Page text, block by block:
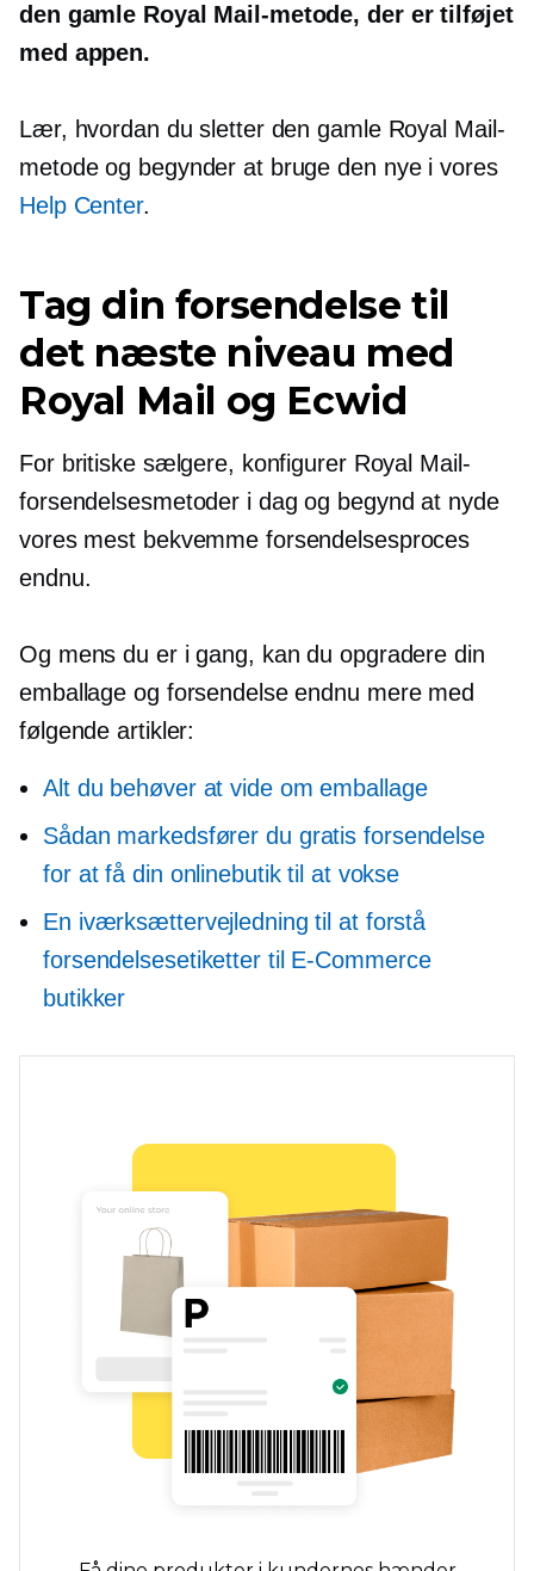
den gamle Royal Mail-metode, der er tilføjet
med appen.
Lær, hvordan du sletter den gamle Royal Mail-
metode og begynder at bruge den nye i vores
Help Center.
Tag din forsendelse til
det næste niveau med
Royal Mail og Ecwid
For britiske sælgere, konfigurer Royal Mail-
forsendelsesmetoder i dag og begynd at nyde
vores mest bekvemme forsendelsesproces
endnu.
Og mens du er i gang, kan du opgradere din
emballage og forsendelse endnu mere med
følgende artikler:
Alt du behøver at vide om emballage
Sådan markedsfører du gratis forsendelse
for at få din onlinebutik til at vokse
En iværksættervejledning til at forstå
forsendelsesetiketter til E-Commerce
butikker